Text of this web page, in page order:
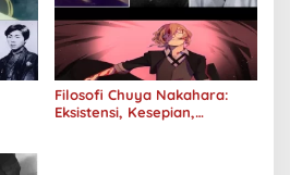
Filosofi Chuya Nakahara:
Eksistensi, Kesepian,